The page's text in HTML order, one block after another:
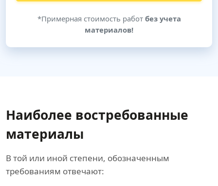
*Примерная стоимость работ без учета
материалов!
Наиболее востребованные
материалы
В той или иной степени, обозначенным
требованиям отвечают: